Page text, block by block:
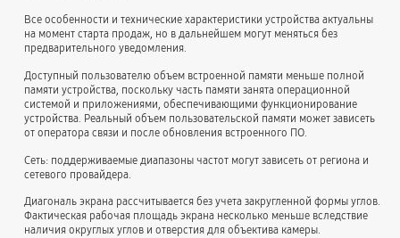
Все особенности и технические характеристики устройства актуальны
на момент старта продаж, но в дальнейшем могут меняться без
предварительного уведомления.
Доступный пользователю объем встроенной памяти меньше полной
памяти устройства, поскольку часть памяти занята операционной
системой и приложениями, обеспечивающими функционирование
устройства. Реальный объем пользовательской памяти может зависеть
от оператора связи и после обновления встроенного ПО.
Сеть: поддерживаемые диапазоны частот могут зависеть от региона и
сетевого провайдера.
Диагональ экрана рассчитывается без учета закругленной формы углов.
Фактическая рабочая площадь экрана несколько меньше вследствие
наличия округлых углов и отверстия для объектива камеры.